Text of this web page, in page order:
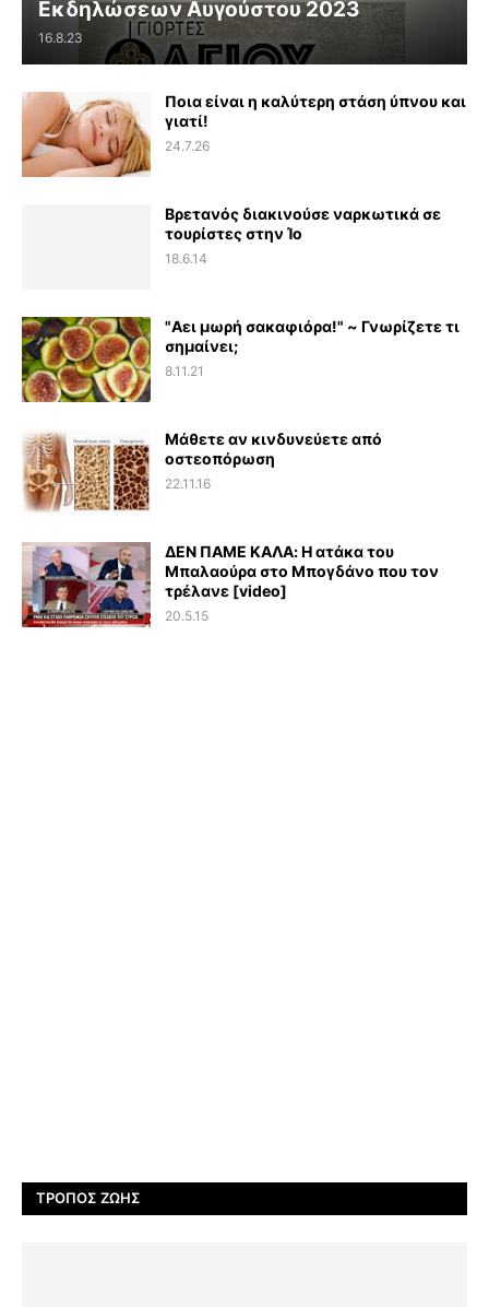
Εκδηλώσεων Αυγούστου 2023
16.8.23
Ποια είναι η καλύτερη στάση ύπνου και
γιατί!
24.7.26
Βρετανός διακινούσε ναρκωτικά σε
τουρίστες στην Ίο
18.6.14
"Αει μωρή σακαφιόρα!" ~ Γνωρίζετε τι
σημαίνει;
8.11.21
Μάθετε αν κινδυνεύετε από
οστεοπόρωση
22.11.16
ΔΕΝ ΠΑΜΕ ΚΑΛΑ: Η ατάκα του
Μπαλαούρα στο Μπογδάνο που τον
τρέλανε [video]
20.5.15
ΤΡΌΠΟΣ ΖΩΉΣ